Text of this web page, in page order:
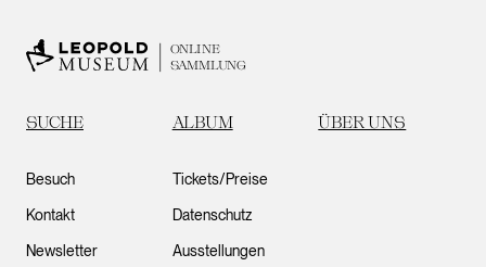
ONLINE
SAMMLUNG
SUCHE ALBUM ÜBER UNS
Besuch
Kontakt
Newsletter
Tickets/Preise
Datenschutz
Ausstellungen